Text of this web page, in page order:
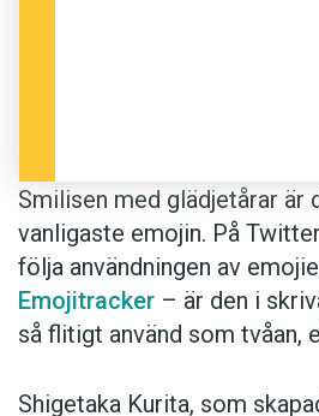
Smilisen med glädjetårar är
vanligaste emojin. På
följa användningen av
Emojitracker – är den i
så flitigt använd som tvåan,
Shigetaka Kurita, som